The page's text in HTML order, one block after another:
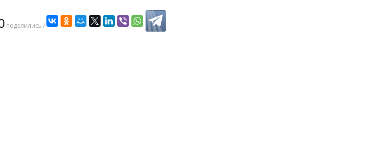
поделились /